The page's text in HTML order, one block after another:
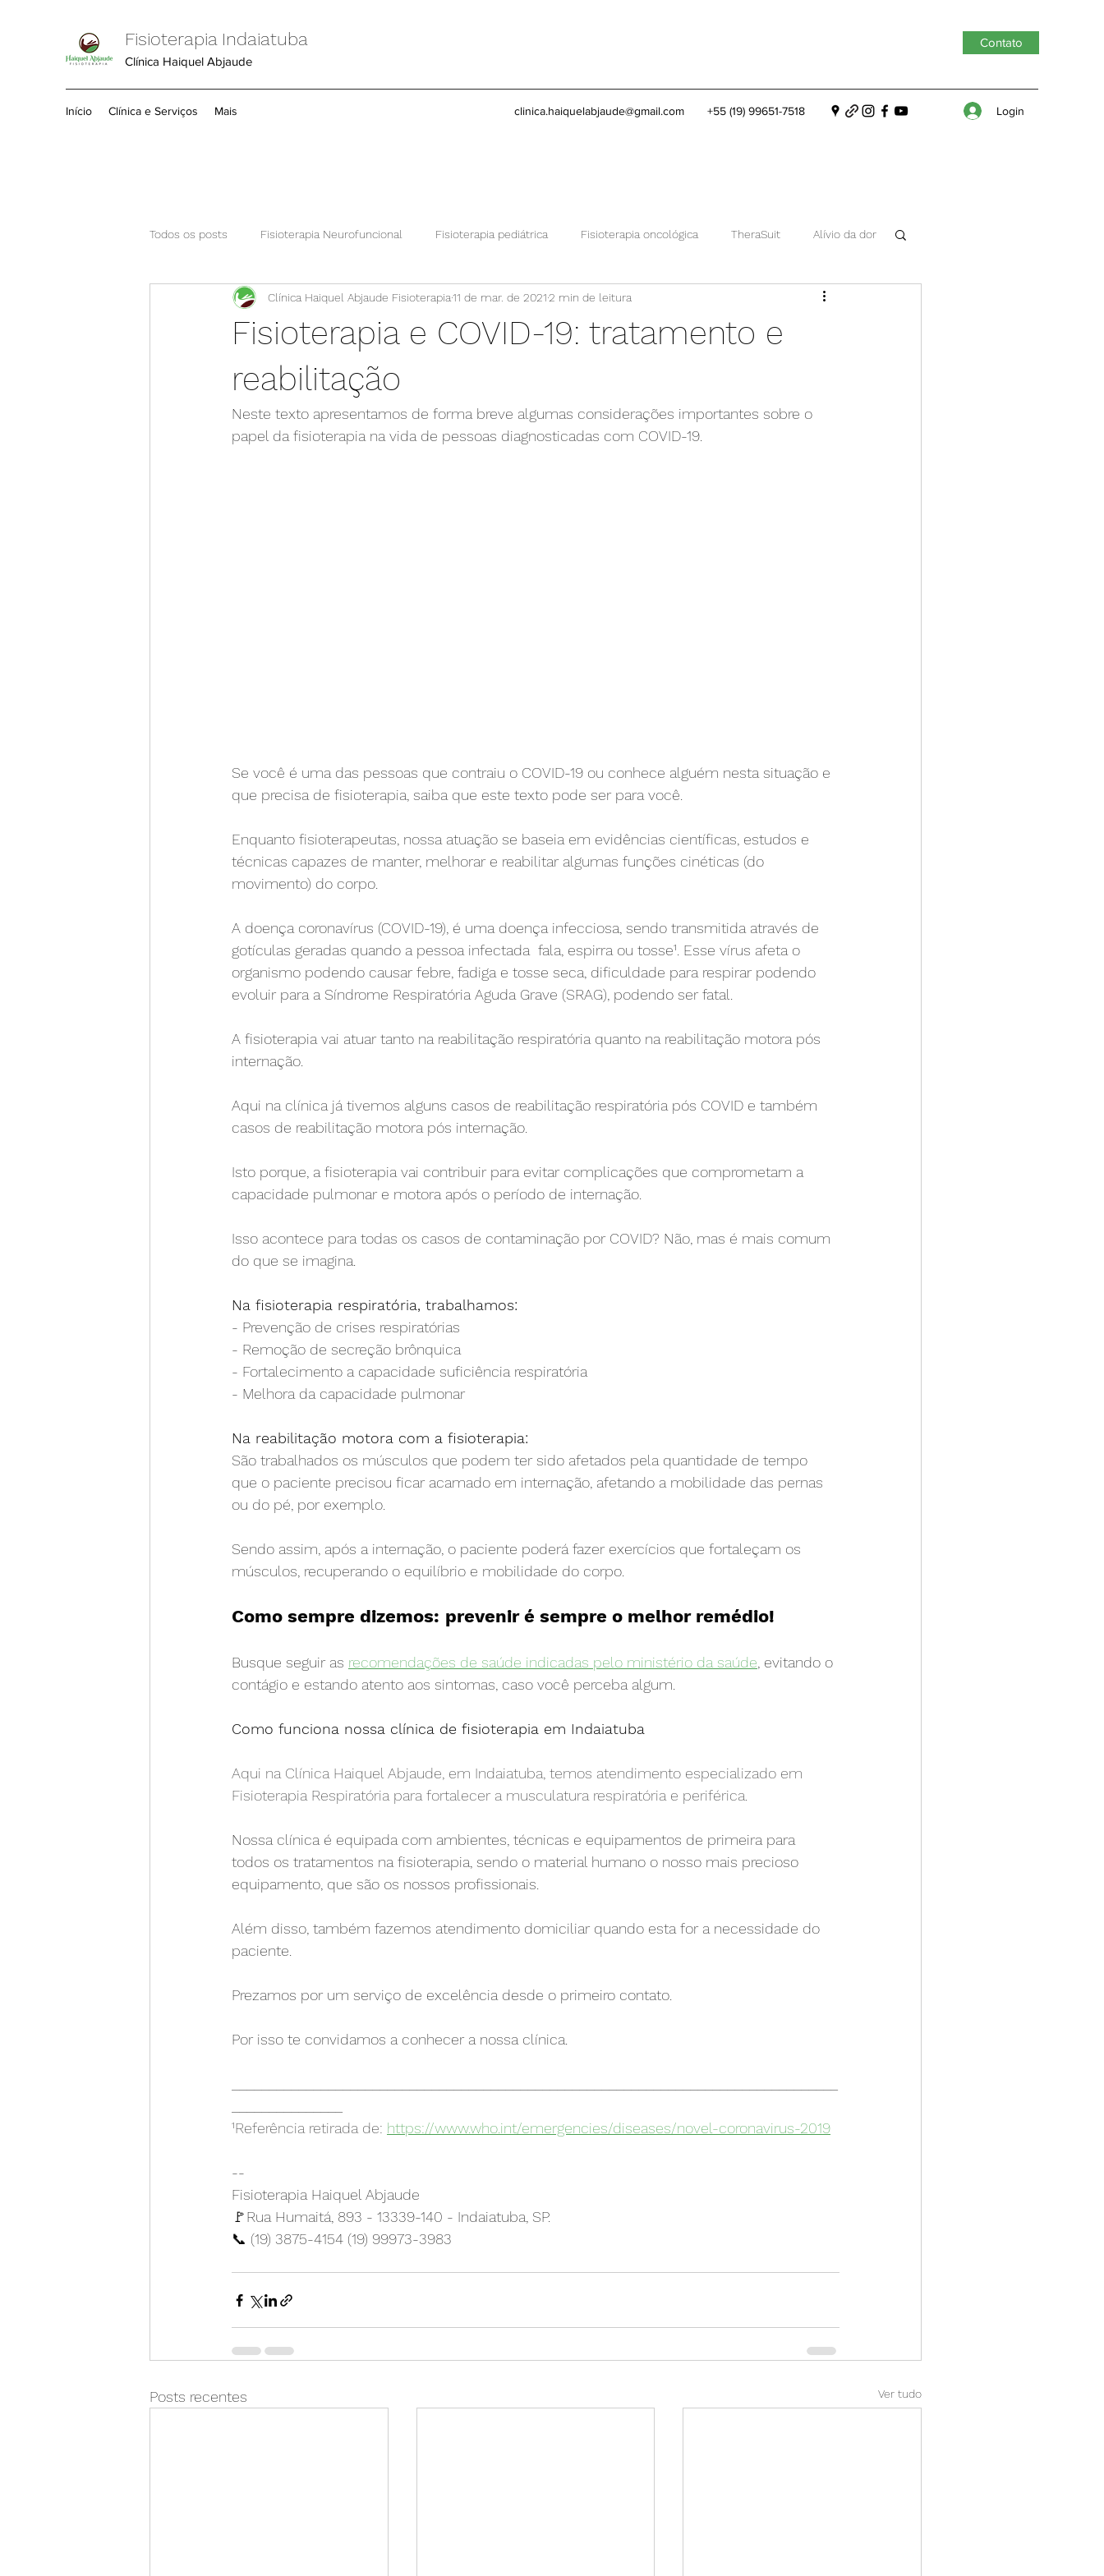
Fisioterapia Indaiatuba
Clínica Haiquel Abjaude
Contato
Início Clínica e Serviços Mais clinica.haiquelabjaude@gmail.com +55 (19) 99651-7518 Login
Todos os posts Fisioterapia Neurofuncional Fisioterapia pediátrica Fisioterapia oncológica TheraSuit Alívio da dor
Comece por aqui Conheça nossa clínica Equoterapia
Fisioterapia e COVID-19: tratamento e
reabilitação
Clínica Haiquel Abjaude Fisioterapia11 de mar. de 20212 min de leitura
Neste texto apresentamos de forma breve algumas considerações importantes sobre o
papel da fisioterapia na vida de pessoas diagnosticadas com COVID-19.
Se você é uma das pessoas que contraiu o COVID-19 ou conhece alguém nesta situação e
que precisa de fisioterapia, saiba que este texto pode ser para você.
Enquanto fisioterapeutas, nossa atuação se baseia em evidências científicas, estudos e
técnicas capazes de manter, melhorar e reabilitar algumas funções cinéticas (do
movimento) do corpo.
A doença coronavírus (COVID-19), é uma doença infecciosa, sendo transmitida através de
gotículas geradas quando a pessoa infectada  fala, espirra ou tosse¹. Esse vírus afeta o
organismo podendo causar febre, fadiga e tosse seca, dificuldade para respirar podendo
evoluir para a Síndrome Respiratória Aguda Grave (SRAG), podendo ser fatal.
A fisioterapia vai atuar tanto na reabilitação respiratória quanto na reabilitação motora pós
internação.
Aqui na clínica já tivemos alguns casos de reabilitação respiratória pós COVID e também
casos de reabilitação motora pós internação.
Isto porque, a fisioterapia vai contribuir para evitar complicações que comprometam a
capacidade pulmonar e motora após o período de internação.
Isso acontece para todas os casos de contaminação por COVID? Não, mas é mais comum
do que se imagina.
Na fisioterapia respiratória, trabalhamos:
- Prevenção de crises respiratórias
- Remoção de secreção brônquica
- Fortalecimento a capacidade suficiência respiratória
- Melhora da capacidade pulmonar
Na reabilitação motora com a fisioterapia:
São trabalhados os músculos que podem ter sido afetados pela quantidade de tempo
que o paciente precisou ficar acamado em internação, afetando a mobilidade das pernas
ou do pé, por exemplo.
Sendo assim, após a internação, o paciente poderá fazer exercícios que fortaleçam os
músculos, recuperando o equilíbrio e mobilidade do corpo.
Como sempre dizemos: prevenir é sempre o melhor remédio!
Busque seguir as recomendações de saúde indicadas pelo ministério da saúde, evitando o
contágio e estando atento aos sintomas, caso você perceba algum.
Como funciona nossa clínica de fisioterapia em Indaiatuba
Aqui na Clínica Haiquel Abjaude, em Indaiatuba, temos atendimento especializado em
Fisioterapia Respiratória para fortalecer a musculatura respiratória e periférica.
Nossa clínica é equipada com ambientes, técnicas e equipamentos de primeira para
todos os tratamentos na fisioterapia, sendo o material humano o nosso mais precioso
equipamento, que são os nossos profissionais.
Além disso, também fazemos atendimento domiciliar quando esta for a necessidade do
paciente.
Prezamos por um serviço de excelência desde o primeiro contato.
Por isso te convidamos a conhecer a nossa clínica.
¹Referência retirada de: https://www.who.int/emergencies/diseases/novel-coronavirus-2019
--
Fisioterapia Haiquel Abjaude
🚩Rua Humaitá, 893 - 13339-140 - Indaiatuba, SP.
📞 (19) 3875-4154 (19) 99973-3983
Posts recentes Ver tudo